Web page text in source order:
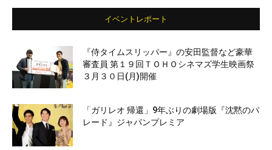
イベントレポート
『侍タイムスリッパー』の安田監督など豪華
審査員 第１９回ＴＯＨＯシネマズ学生映画祭
３月３０日(月)開催
「ガリレオ 帰還」9年ぶりの劇場版『沈黙のパ
レード』ジャパンプレミア